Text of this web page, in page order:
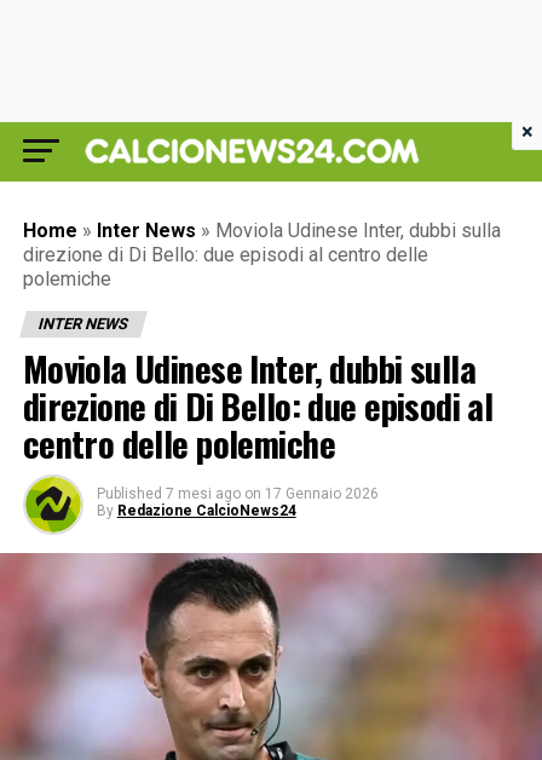
Home » Inter News » Moviola Udinese Inter, dubbi sulla
direzione di Di Bello: due episodi al centro delle
polemiche
INTER NEWS
Moviola Udinese Inter, dubbi sulla
direzione di Di Bello: due episodi al
centro delle polemiche
Published 7 mesi ago on 17 Gennaio 2026
By Redazione CalcioNews24
×